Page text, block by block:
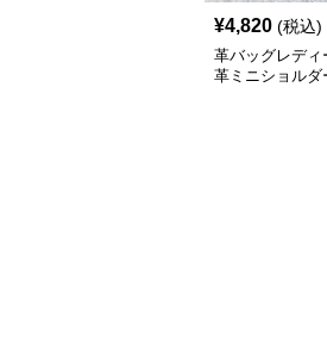
¥4,820 (税込)
革バッグレディ
革ミニショルダ